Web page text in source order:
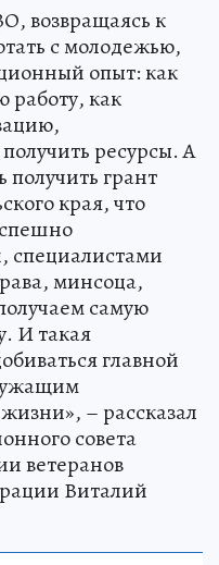
возвращаясь к
с молодежью,
опыт: как
работу, как
ресурсы. А
получить грант
края, что
специалистами
минсоца,
самую
И такая
главной
– рассказал
совета
ветеранов
Виталий